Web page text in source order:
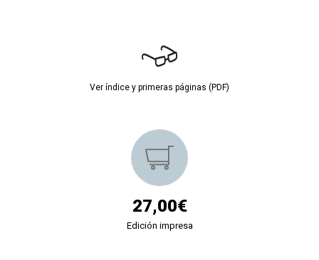
Ver índice y primeras páginas (PDF)
27,00€
Edición impresa